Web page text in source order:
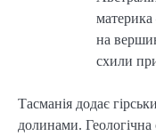
на
схили
Тасманія додає
долинами. Геологічна